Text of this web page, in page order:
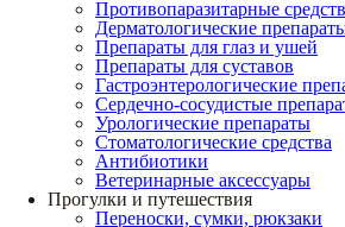
Противопаразитарные
Дерматологические
Препараты для глаз и ушей
Препараты для суставов
Гастроэнтерологические
Сердечно-сосудистые
Урологические препараты
Стоматологические средства
Антибиотики
Ветеринарные аксессуары
Прогулки и путешествия
Переноски, сумки, рюкзаки